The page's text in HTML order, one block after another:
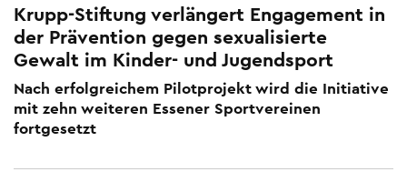
Krupp-Stiftung verlängert Engagement in
der Prävention gegen sexualisierte
Gewalt im Kinder- und Jugendsport
Nach erfolgreichem Pilotprojekt wird die Initiative
mit zehn weiteren Essener Sportvereinen
fortgesetzt